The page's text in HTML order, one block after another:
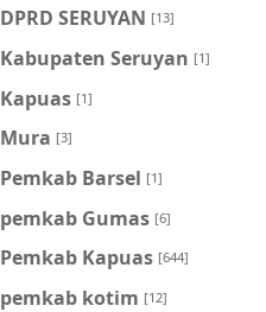
DPRD SERUYAN [13]
Kabupaten Seruyan [1]
Kapuas [1]
Mura [3]
Pemkab Barsel [1]
pemkab Gumas [6]
Pemkab Kapuas [644]
pemkab kotim [12]